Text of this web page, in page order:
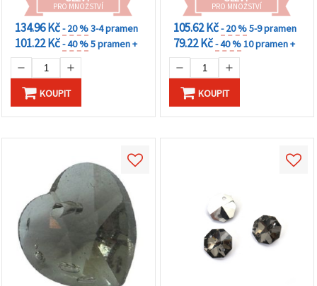
PRO MNOŽSTVÍ
134.96 Kč- 20 %3-4 pramen
101.22 Kč- 40 %5 pramen +
KOUPIT
PRO MNOŽSTVÍ
105.62 Kč- 20 %5-9 pramen
79.22 Kč- 40 %10 pramen +
KOUPIT